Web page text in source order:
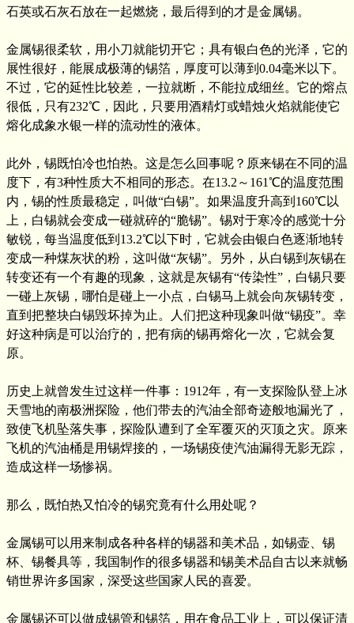
石英或石灰石放在一起燃烧，最后得到的才是金属锡。
金属锡很柔软，用小刀就能切开它；具有银白色的光泽，它的
展性很好，能展成极薄的锡箔，厚度可以薄到0.04毫米以下。
不过，它的延性比较差，一拉就断，不能拉成细丝。它的熔点
很低，只有232℃，因此，只要用酒精灯或蜡烛火焰就能使它
熔化成象水银一样的流动性的液体。
此外，锡既怕冷也怕热。这是怎么回事呢？原来锡在不同的温
度下，有3种性质大不相同的形态。在13.2～161℃的温度范围
内，锡的性质最稳定，叫做“白锡”。如果温度升高到160℃以
上，白锡就会变成一碰就碎的“脆锡”。锡对于寒冷的感觉十分
敏锐，每当温度低到13.2℃以下时，它就会由银白色逐渐地转
变成一种煤灰状的粉，这叫做“灰锡”。另外，从白锡到灰锡在
转变还有一个有趣的现象，这就是灰锡有“传染性”，白锡只要
一碰上灰锡，哪怕是碰上一小点，白锡马上就会向灰锡转变，
直到把整块白锡毁坏掉为止。人们把这种现象叫做“锡疫”。幸
好这种病是可以治疗的，把有病的锡再熔化一次，它就会复
原。
历史上就曾发生过这样一件事：1912年，有一支探险队登上冰
天雪地的南极洲探险，他们带去的汽油全部奇迹般地漏光了，
致使飞机坠落失事，探险队遭到了全军覆灭的灭顶之灾。原来
飞机的汽油桶是用锡焊接的，一场锡疫使汽油漏得无影无踪，
造成这样一场惨祸。
那么，既怕热又怕冷的锡究竟有什么用处呢？
金属锡可以用来制成各种各样的锡器和美术品，如锡壶、锡
杯、锡餐具等，我国制作的很多锡器和锡美术品自古以来就畅
销世界许多国家，深受这些国家人民的喜爱。
金属锡还可以做成锡管和锡箔，用在食品工业上，可以保证清